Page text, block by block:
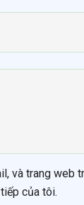
và trang web
của tôi.